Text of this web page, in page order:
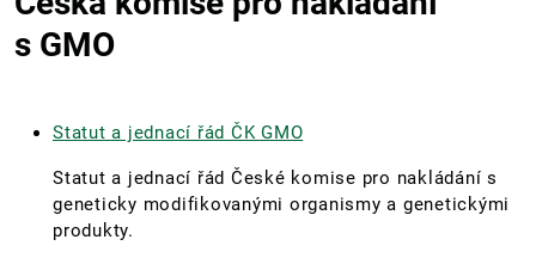
s GMO
Statut a jednací řád ČK GMO
Statut a jednací řád České komise pro nakládání s
geneticky modifikovanými organismy a genetickými
produkty.